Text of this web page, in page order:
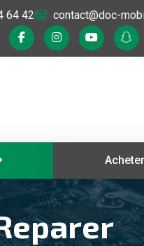
64 42 contact@doc-
Acheter